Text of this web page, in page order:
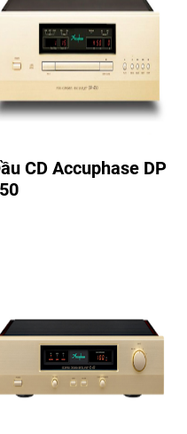
CD Accuphase DP